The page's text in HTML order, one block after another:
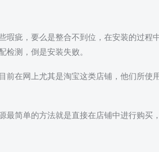
瑕疵，要么是整合不到位，在安装的过程
检测，倒是安装失败。
前在网上尤其是淘宝这类店铺，他们所使用
简单的方法就是直接在店铺中进行购买，